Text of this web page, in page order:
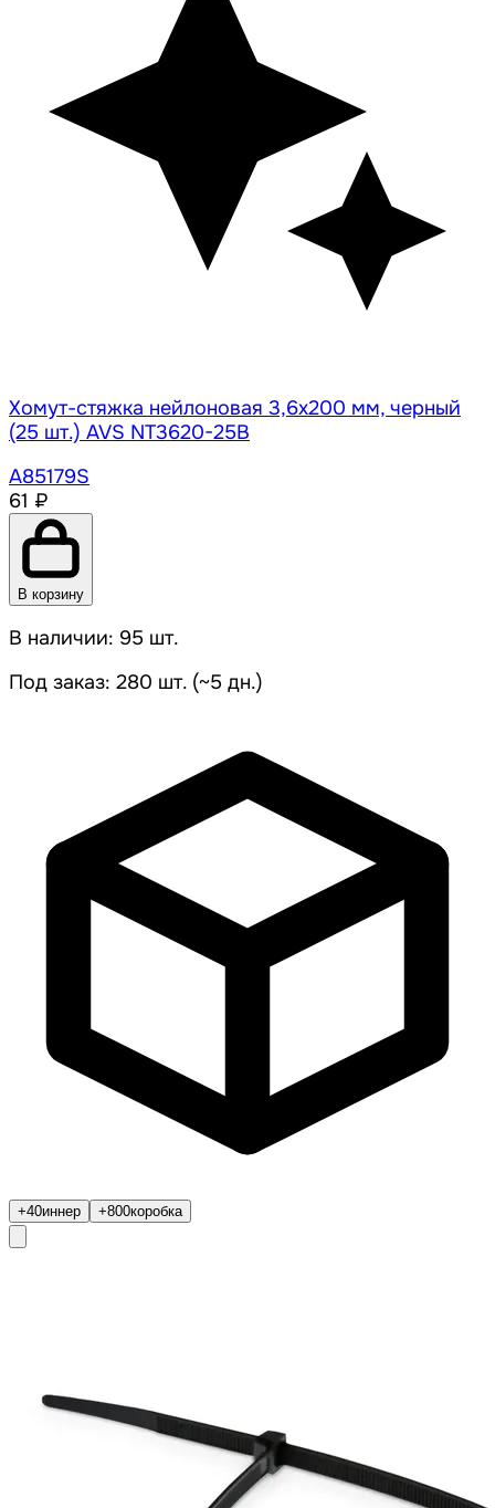
Хомут-стяжка нейлоновая 3,6х200 мм, черный
(25 шт.) AVS NT3620-25B
A85179S
61 ₽
В корзину
В наличии: 95 шт.
Под заказ: 280 шт. (~5 дн.)
+40иннер +800коробка